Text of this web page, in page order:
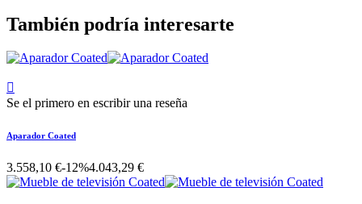
También podría interesarte

Se el primero en escribir una reseña
Aparador Coated
3.558,10 €-12%4.043,29 €